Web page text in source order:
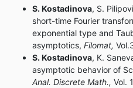
S. Kostadinova, S.
short-time Fourier
exponential type and
asymptotics, Filomat,
S. Kostadinova, K.
asymptotic behavior of
Anal. Discrete Math., Vol.